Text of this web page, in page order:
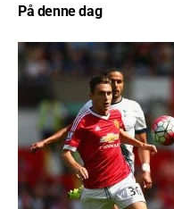
På denne dag